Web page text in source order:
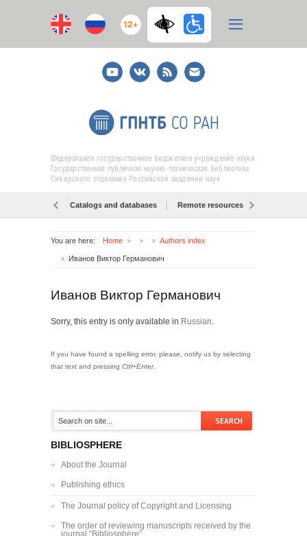
12+
YoutubeВКонтакте
RSS
E-
mail
подписка
Федеральное государственное бюджетное учреждение науки
Государственная публичная научно-техническая библиотека
Сибирского отделения Российской академии наук
Catalogs and databases Remote resources
You are here: Home Authors index
Иванов Виктор Германович
Иванов Виктор Германович
Sorry, this entry is only available in Russian.
If you have found a spelling error, please, notify us by selecting
that text and pressing Ctrl+Enter.
BIBLIOSPHERE
About the Journal
Publishing ethics
The Journal policy of Copyright and Licensing
The order of reviewing manuscripts received by the
journal “Bibliosphere”